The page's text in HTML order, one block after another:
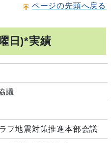
ページの先頭へ戻る
日)*実績
議
フ地震対策推進本部会議